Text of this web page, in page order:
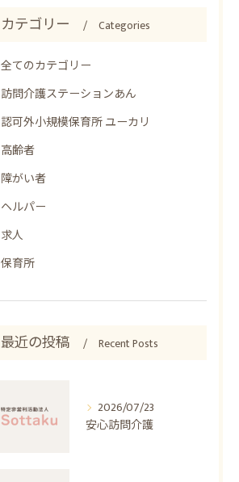
カテゴリー Categories
全てのカテゴリー
訪問介護ステーションあん
認可外小規模保育所 ユーカリ
高齢者
障がい者
ヘルパー
求人
保育所
最近の投稿 Recent Posts
2026/07/23
安心訪問介護